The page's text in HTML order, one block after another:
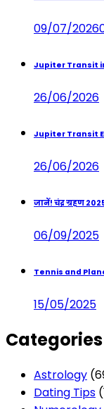
09/07/2026
Jupiter Transit
26/06/2026
Jupiter Transit
26/06/2026
जानें! चंद्र ग्रहण
06/09/2025
Tennis and
15/05/2025
Categories
Astrology
Dating Tips